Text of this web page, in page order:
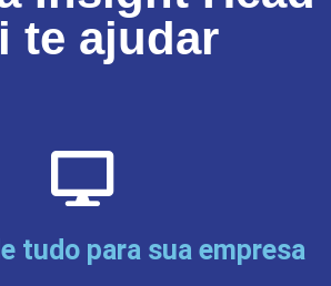
te ajudar
tudo para sua empresa